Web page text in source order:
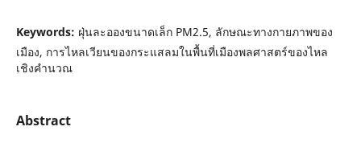
Keywords: ฝุ่นละอองขนาดเล็ก PM2.5, ลักษณะทางกายภาพของ
เมือง, การไหลเวียนของกระแสลมในพื้นที่เมืองพลศาสตร์ของไหล
เชิงคํานวณ
Abstract